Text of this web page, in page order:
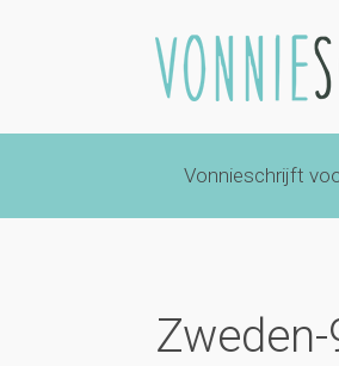
Vonnieschrijft
Zweden-